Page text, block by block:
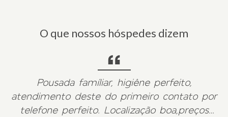
O que nossos hóspedes dizem
Pousada famíliar, higiêne perfeito,
atendimento deste do primeiro contato por
telefone perfeito. Localização boa,preços